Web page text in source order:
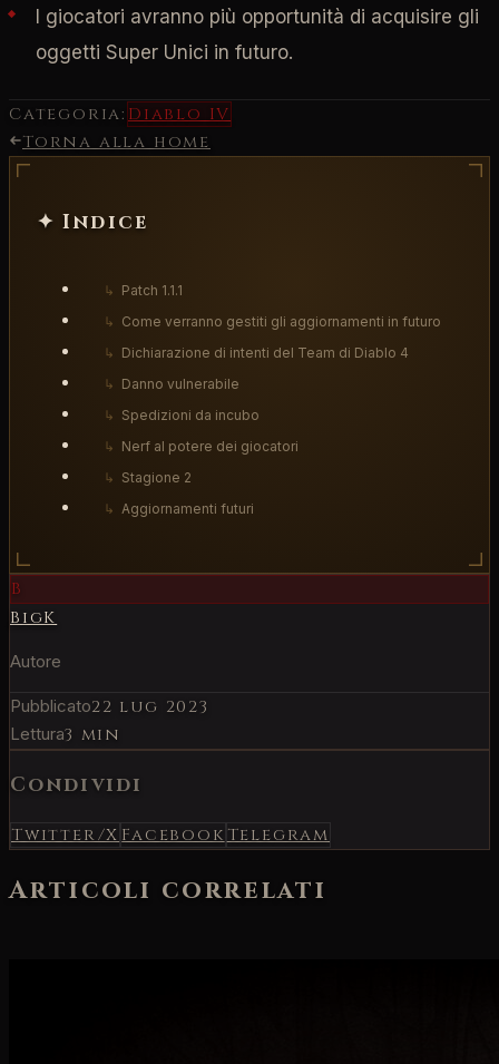
I giocatori avranno più opportunità di acquisire gli
oggetti Super Unici in futuro.
Categoria: Diablo IV
Torna alla home
✦ Indice
↳ Patch 1.1.1
↳ Come verranno gestiti gli aggiornamenti in futuro
↳ Dichiarazione di intenti del Team di Diablo 4
↳ Danno vulnerabile
↳ Spedizioni da incubo
↳ Nerf al potere dei giocatori
↳ Stagione 2
↳ Aggiornamenti futuri
B
BigK
Autore
Pubblicato22 lug 2023
Lettura3 min
Condividi
Twitter/X Facebook Telegram
Articoli correlati